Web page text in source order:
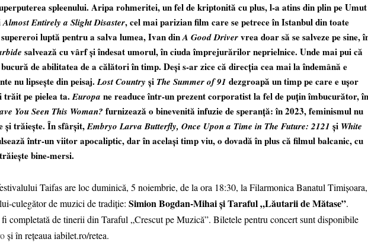
spleenului. Aripa rohmeritei, un fel de kriptonită cu plus, l-a atins din plin pe Umut
Almost Entirely a Slight Disaster, cel mai parizian film care se petrece în Istanbul din toate
luptă pentru a salva lumea, Ivan dinA Good Drivervrea doar să se salveze pe sine,
salvează cu vârf și îndesat umorul, în ciuda împrejurărilor neprielnice. Unde mai pui că
de abilitatea de a călători în timp. Deși s-ar zice că direcția cea mai la îndemână e
nu lipsește din peisaj.Lost Country șiThe Summer of 91 dezgroapă un timp pe care e ușor
trăit pe pielea ta.Europa ne readuce într-un prezent corporatist la fel de puțin îmbucurător, în
You Seen This Woman? furnizează o binevenită infuzie de speranță: în 2023, feminismul nu
și trăiește. În sfârșit,Embryo Larva Butterfly, Once Upon a Time in The Future: 2121 șiWhite
într-un viitor apocaliptic, dar în același timp viu, o dovadă în plus că filmul balcanic, cu
bine-mersi.
Taifas are loc duminică, 5 noiembrie, de la ora 18:30, la Filarmonica Banatul Timișoara,
culegător de muzici de tradiție:Simion Bogdan-Mihai și Taraful „Lăutarii de Mătase”.
completată de tinerii din Taraful „Crescut pe Muzică”. Biletele pentru concert sunt disponibile
și în rețeaua iabilet.ro/retea.